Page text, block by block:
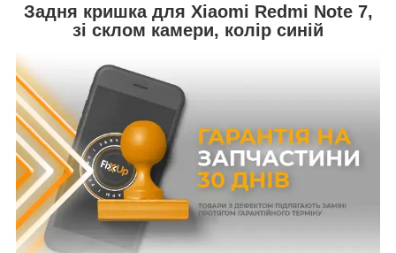
Задня кришка для Xiaomi Redmi Note 7,
зі склом камери, колір синій